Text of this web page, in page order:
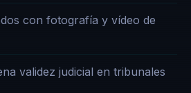
con fotografía y vídeo de
validez judicial en tribunales